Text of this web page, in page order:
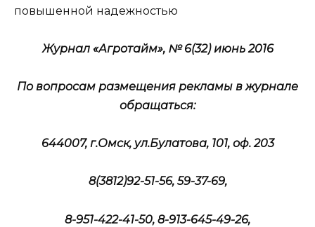
повышенной надежностью
Журнал «Агротайм», № 6(32)июнь2016
По вопросам размещения рекламы в журнале
обращаться:
644007, г.Омск, ул.Булатова, 101, оф. 203
8(3812)92-51-56, 59-37-69,
8-951-422-41-50, 8-913-645-49-26,